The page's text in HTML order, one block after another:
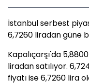
İstanbul serbest
6,7260 liradan güne
Kapalıçarşı'da
liradan satılıyor.
fiyatı ise 6,7260 lira